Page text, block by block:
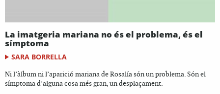
La imatgeria mariana no és el problema, és el
símptoma
SARA BORRELLA
Ni l’àlbum ni l’aparició mariana de Rosalía són un problema. Són el
símptoma d’alguna cosa més gran, un desplaçament.